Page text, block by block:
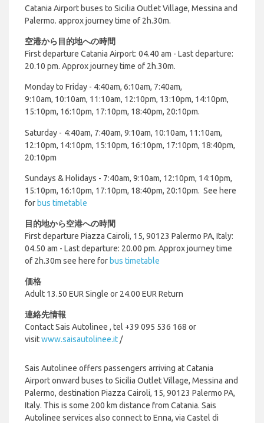
Catania Airport buses to Sicilia Outlet Village, Messina and
Palermo. approx journey time of 2h.30m.
空港から目的地への時間
First departure Catania Airport: 04.40 am - Last departure:
20.10 pm. Approx journey time of 2h.30m.
Monday to Friday - 4:40am, 6:10am, 7:40am,
9:10am, 10:10am, 11:10am, 12:10pm, 13:10pm, 14:10pm,
15:10pm, 16:10pm, 17:10pm, 18:40pm, 20:10pm.
Saturday - 4:40am, 7:40am, 9:10am, 10:10am, 11:10am,
12:10pm, 14:10pm, 15:10pm, 16:10pm, 17:10pm, 18:40pm,
20:10pm
Sundays & Holidays - 7:40am, 9:10am, 12:10pm, 14:10pm,
15:10pm, 16:10pm, 17:10pm, 18:40pm, 20:10pm. See here
for bus timetable
目的地から空港への時間
First departure Piazza Cairoli, 15, 90123 Palermo PA, Italy:
04.50 am - Last departure: 20.00 pm. Approx journey time
of 2h.30m see here for bus timetable
価格
Adult 13.50 EUR Single or 24.00 EUR Return
連絡先情報
ContactSais Autolinee , tel +39 095 536 168 or
visitwww.saisautolinee.it /
Sais Autolinee offers passengers arriving at Catania
Airport onward buses to Sicilia Outlet Village, Messina and
Palermo, destination Piazza Cairoli, 15, 90123 Palermo PA,
Italy. This is some 200 km distance from Catania. Sais
Autolinee services also connect to Enna, via Castel di